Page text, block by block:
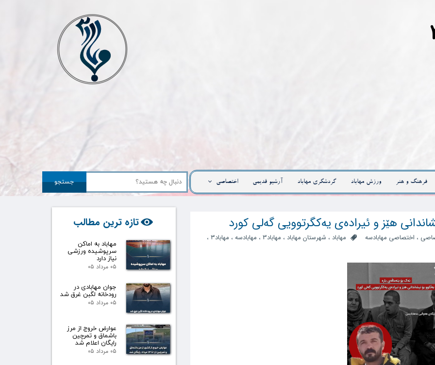
فرهنگ و هنر ورزش مهاباد گردشگری مهاباد آرشیو قدیمی اختصاصی جستجو
هێز و ئیرادەی یەکگرتوویی گەلی کورد
، اختصاصی مهابادسه مهاباد ، شهرستان مهاباد ، مهاباد3 ، مهابادسه ، مهاباد۳ ،
تازه ترین مطالب
مهاباد به اماکن
سرپوشیده ورزشی
نیاز دارد
۰۵ مرداد ۰۵
جوان مهابادی در
رودخانه لگبن غرق شد
۰۵ مرداد ۰۵
عوارض خروج از مرز
باشماق و تمرچین
رایگان اعلام شد
۰۵ مرداد ۰۵